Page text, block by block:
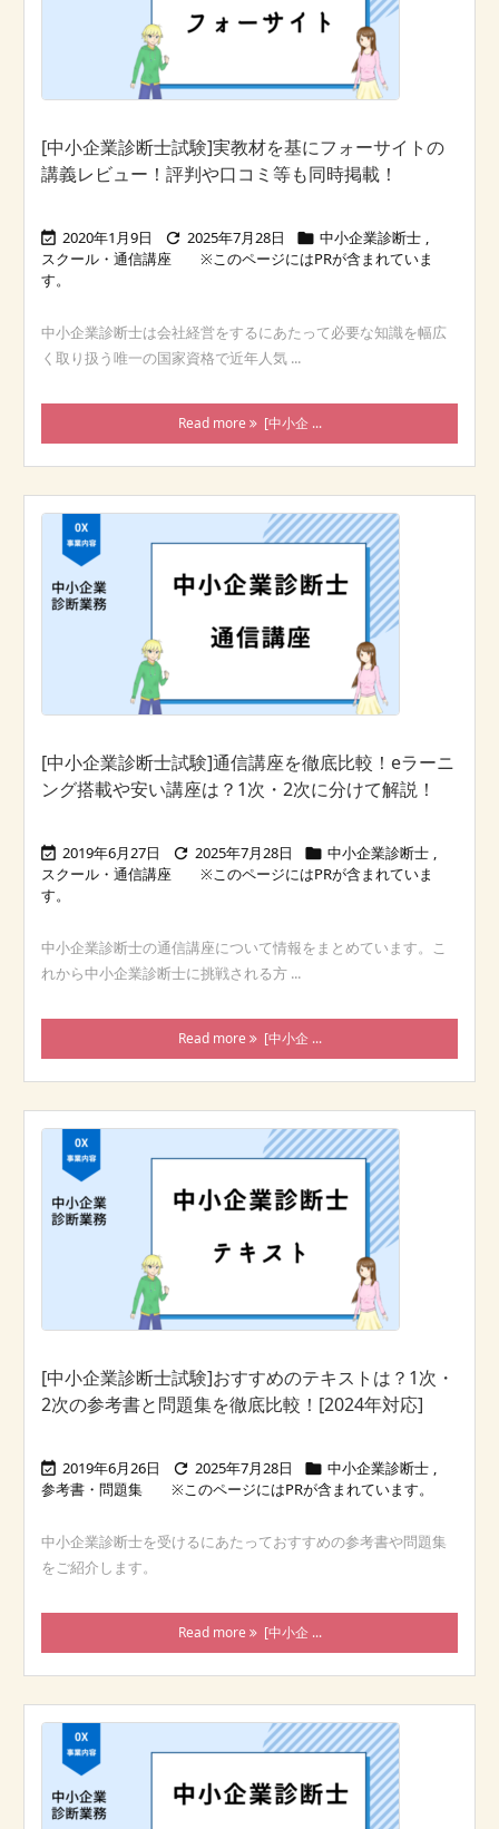
[中小企業診断士試験]実教材を基にフォーサイトの
講義レビュー！評判や口コミ等も同時掲載！
 2020年1月9日  2025年7月28日  中小企業診断士 ,
スクール・通信講座
中小企業診断士は会社経営をするにあたって必要な知識を幅広
く取り扱う唯一の国家資格で近年人気 ...
Read more [中小企 ...
[中小企業診断士試験]通信講座を徹底比較！eラーニ
ング搭載や安い講座は？1次・2次に分けて解説！
 2019年6月27日  2025年7月28日  中小企業診断士 ,
スクール・通信講座
中小企業診断士の通信講座について情報をまとめています。こ
れから中小企業診断士に挑戦される方 ...
Read more [中小企 ...
[中小企業診断士試験]おすすめのテキストは？1次・
2次の参考書と問題集を徹底比較！[2024年対応]
 2019年6月26日  2025年7月28日  中小企業診断士 ,
参考書・問題集
中小企業診断士を受けるにあたっておすすめの参考書や問題集
をご紹介します。
Read more [中小企 ...